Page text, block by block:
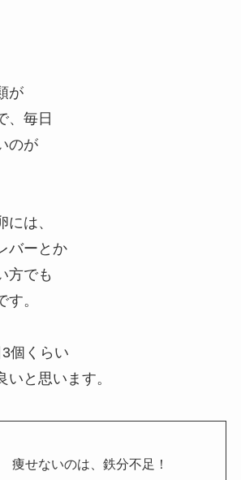
が
、毎日
のが
は、
バーとか
方でも
。
個くらい
いと思います。
痩せないのは、鉄分不足！